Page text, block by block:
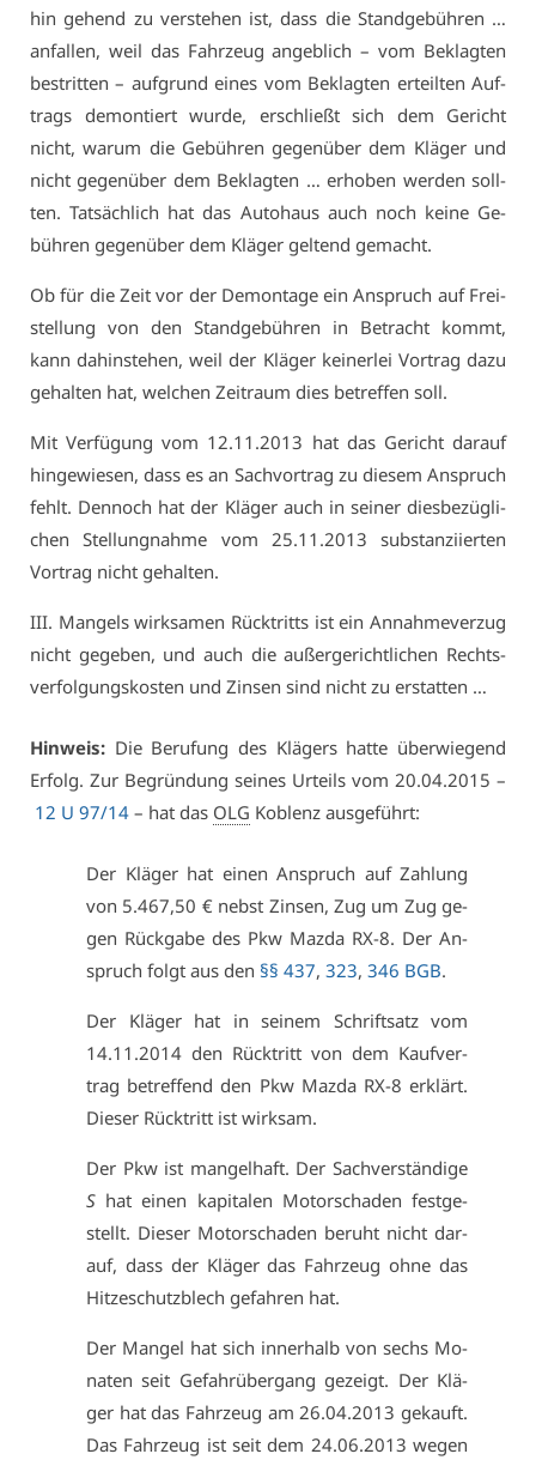
hin ge­hend zu ver­ste­hen ist, dass die Stand­ge­büh­ren …
an­fal­len, weil das Fahr­zeug an­geb­lich – vom Be­klag­ten
be­strit­ten – auf­grund ei­nes vom Be­klag­ten er­teil­ten Auf­
trags de­mon­tiert wur­de, er­schließt sich dem Ge­richt
nicht, war­um die Ge­büh­ren ge­gen­über dem Klä­ger und
nicht ge­gen­über dem Be­klag­ten … er­ho­ben wer­den soll­
ten. Tat­säch­lich hat das Au­to­haus auch noch kei­ne Ge­
büh­ren ge­gen­über dem Klä­ger gel­tend ge­macht.
Ob für die Zeit vor der De­mon­ta­ge ein An­spruch auf Frei­
stel­lung von den Stand­ge­büh­ren in Be­tracht kommt,
kann da­hin­ste­hen, weil der Klä­ger kei­ner­lei Vor­trag da­zu
ge­hal­ten hat, wel­chen Zeit­raum dies be­tref­fen soll.
Mit Ver­fü­gung vom 12.11.2013 hat das Ge­richt dar­auf
hin­ge­wie­sen, dass es an Sach­vor­trag zu die­sem An­spruch
fehlt. Den­noch hat der Klä­ger auch in sei­ner dies­be­züg­li­
chen Stel­lung­nah­me vom 25.11.2013 sub­stan­zi­ier­ten
Vor­trag nicht ge­hal­ten.
III. Man­gels wirk­sa­men Rück­tritts ist ein An­nah­me­ver­zug
nicht ge­ge­ben, und auch die au­ßer­ge­richt­li­chen Rechts­
ver­fol­gungs­kos­ten und Zin­sen sind nicht zu er­stat­ten …
Hin­weis: Die Be­ru­fung des Klä­gers hat­te über­wie­gend
Er­folg. Zur Be­grün­dung sei­nes Ur­teils vom 20.04.2015 –
12 U 97/14 – hat das OLG Ko­blenz aus­ge­führt:
Der Klä­ger hat ei­nen An­spruch auf Zah­lung
von 5.467,50 € nebst Zin­sen, Zug um Zug ge­
gen Rück­ga­be des Pkw Maz­da RX-8. Der An­
spruch folgt aus den §§ 437, 323, 346 BGB.
Der Klä­ger hat in sei­nem Schrift­satz vom
14.11.2014 den Rück­tritt von dem Kauf­ver­
trag be­tref­fend den Pkw Maz­da RX-8 er­klärt.
Die­ser Rück­tritt ist wirk­sam.
Der Pkw ist man­gel­haft. Der Sach­ver­stän­di­ge
S hat ei­nen ka­pi­ta­len Mo­tor­scha­den fest­ge­
stellt. Die­ser Mo­tor­scha­den be­ruht nicht dar­
auf, dass der Klä­ger das Fahr­zeug oh­ne das
Hit­ze­schutz­blech ge­fah­ren hat.
Der Man­gel hat sich in­ner­halb von sechs Mo­
na­ten seit Ge­fahr­über­gang ge­zeigt. Der Klä­
ger hat das Fahr­zeug am 26.04.2013 ge­kauft.
Das Fahr­zeug ist seit dem 24.06.2013 we­gen